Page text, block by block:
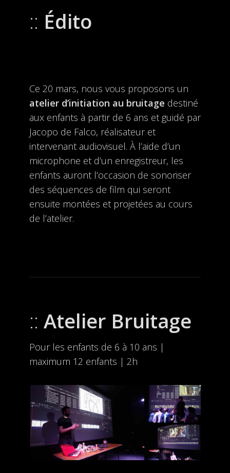
Édito
Ce 20 mars, nous vous proposons un
atelier d’initiation au bruitage destiné
aux enfants à partir de 6 ans et guidé par
Jacopo de Falco, réalisateur et
intervenant audiovisuel. À l’aide d’un
microphone et d’un enregistreur, les
enfants auront l’occasion de sonoriser
des séquences de film qui seront
ensuite montées et projetées au cours
de l’atelier.
Atelier Bruitage
Pour les enfants de 6 à 10 ans |
maximum 12 enfants | 2h